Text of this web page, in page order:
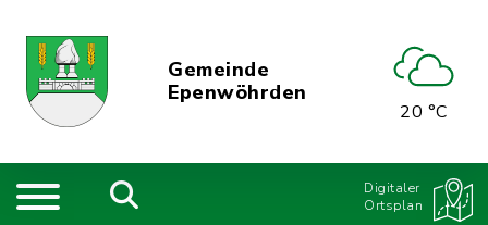
Gemeinde
Epenwöhrden
20 °C
Digitaler
Ortsplan